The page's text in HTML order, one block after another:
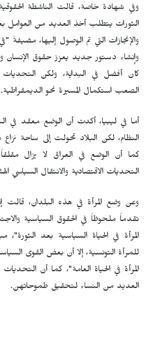
وفي شهادة خاصة، قالت الناشطة الحقوقية
الثورات يتطلب أخذ العديد من العوامل
والإنجازات التي تم الوصول إليها، مضيفةً
وإنشاء دستور جديد يعزز حقوق الإنسان
كان أفضل في البداية، ولكن
الصعب استكمال المسيرة نحو الديمقراطية.
أما في ليبيا، أكدت أن الوضع معقد في
النظام، لكن البلاد تحولت إلى ساحة
كما أن الوضع في العراق لا يزال
التحديات الاقتصادية والانتقال السياسي
وعن وضع المرأة في هذه البلدان، قالت
تقدماً ملحوظاً في الحقوق السياسية
المرأة في الحياة السياسية بعد
للمرأة التونسية، إلا أن بعض القوى
المرأة في الحياة العامة"، كما أن
العديد من النساء لتحقيق طموحاتهن.